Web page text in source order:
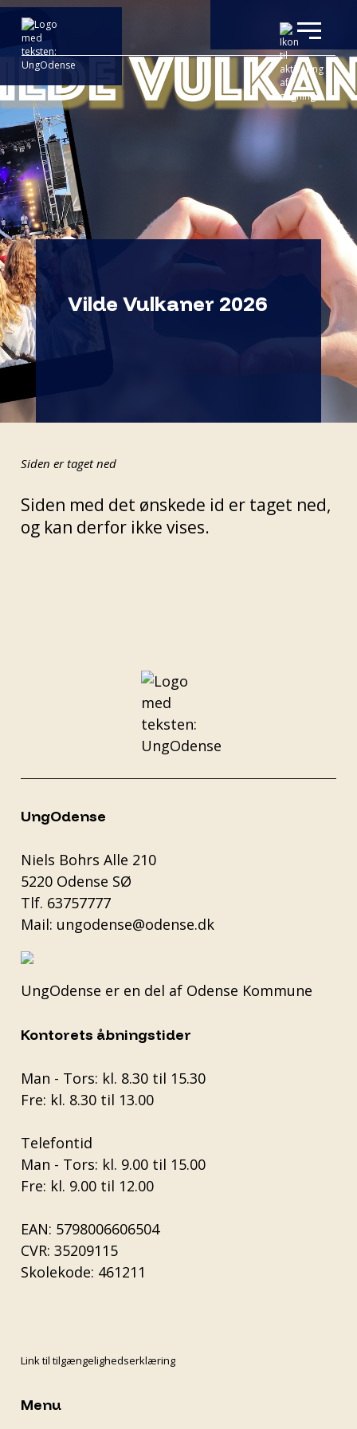
Vilde Vulkaner 2026
Siden er taget ned
Siden med det ønskede id er taget ned,
og kan derfor ikke vises.
UngOdense
Niels Bohrs Alle 210
5220 Odense SØ
Tlf. 63757777
Mail: ungodense@odense.dk
UngOdense er en del af Odense Kommune
Kontorets åbningstider
Man - Tors: kl. 8.30 til 15.30
Fre: kl. 8.30 til 13.00
Telefontid
Man - Tors: kl. 9.00 til 15.00
Fre: kl. 9.00 til 12.00
EAN: 5798006606504
CVR: 35209115
Skolekode: 461211
Link til tilgængelighedserklæring
Menu